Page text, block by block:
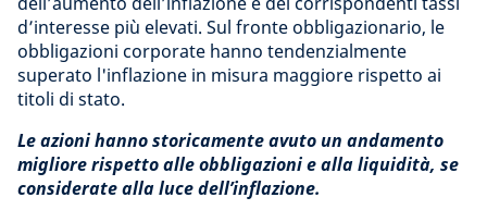
d’interesse più elevati. Sul fronte obbligazionario, le
obbligazioni corporate hanno tendenzialmente
superato l'inflazione in misura maggiore rispetto ai
titoli di stato.
Le azioni hanno storicamente avuto un andamento
migliore rispetto alle obbligazioni e alla liquidità, se
considerate alla luce dell’inflazione.